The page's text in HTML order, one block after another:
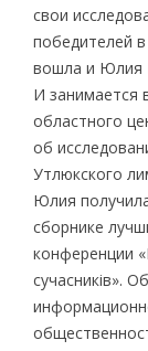
свои
победителей
вошла и Юлия
И занимается
областного
об
Утлюкского
Юлия
сборнике
конференции
сучасників».